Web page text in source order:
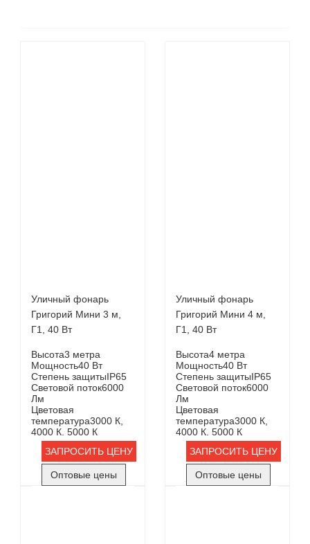
Уличный фонарь
Григорий Мини 3 м,
Г1, 40 Вт
Высота3 метра
Мощность40 Вт
Степень защитыIP65
Световой поток6000
Лм
Цветовая
температура3000 К,
4000 К. 5000 К
ЗАПРОСИТЬ ЦЕНУ
Оптовые цены
Уличный фонарь
Григорий Мини 4 м,
Г1, 40 Вт
Высота4 метра
Мощность40 Вт
Степень защитыIP65
Световой поток6000
Лм
Цветовая
температура3000 К,
4000 К. 5000 К
ЗАПРОСИТЬ ЦЕНУ
Оптовые цены